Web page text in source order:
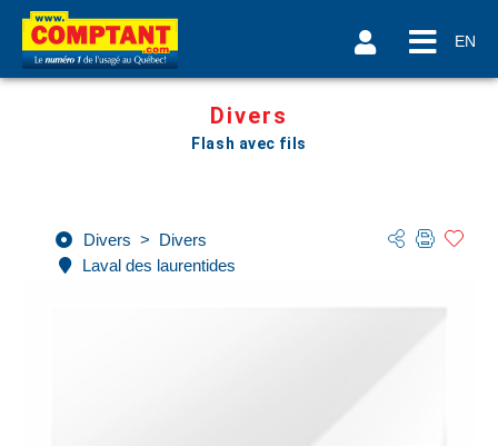
EN
Divers
Flash avec fils
Divers > Divers
Laval des laurentides